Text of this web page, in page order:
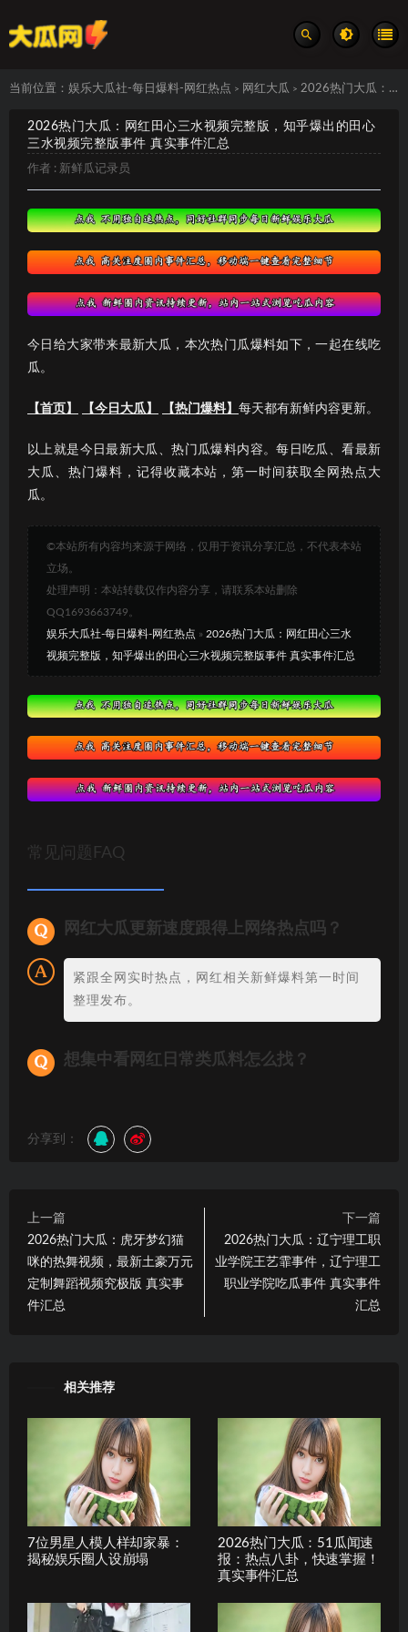
当前位置： 娱乐大瓜社-每日爆料-网红热点 > 网红大瓜 > 2026热门大瓜：网红田心三水视频完整版，知乎爆出的田心三水视频完整版事件 真实事件汇总
2026热门大瓜：网红田心三水视频完整版，知乎爆出的田心
三水视频完整版事件 真实事件汇总
作者 : 新鲜瓜记录员
今日给大家带来最新大瓜，本次热门瓜爆料如下，一起在线吃
瓜。
【首页】 【今日大瓜】 【热门爆料】 每天都有新鲜内容更新。
以上就是今日最新大瓜、热门瓜爆料内容。每日吃瓜、看最新
大瓜、热门爆料，记得收藏本站，第一时间获取全网热点大
瓜。
©本站所有内容均来源于网络，仅用于资讯分享汇总，不代表本站
立场。
处理声明：本站转载仅作内容分享，请联系本站删除
QQ1693663749。
娱乐大瓜社-每日爆料-网红热点 » 2026热门大瓜：网红田心三水
视频完整版，知乎爆出的田心三水视频完整版事件 真实事件汇总
常见问题FAQ
网红大瓜更新速度跟得上网络热点吗？
紧跟全网实时热点，网红相关新鲜爆料第一时间
整理发布。
想集中看网红日常类瓜料怎么找？
分享到：
上一篇
2026热门大瓜：虎牙梦幻猫
咪的热舞视频，最新土豪万元
定制舞蹈视频究极版 真实事
件汇总
下一篇
2026热门大瓜：辽宁理工职
业学院王艺霏事件，辽宁理工
职业学院吃瓜事件 真实事件
汇总
相关推荐
7位男星人模人样却家暴：
揭秘娱乐圈人设崩塌
2026热门大瓜：51瓜闻速
报：热点八卦，快速掌握！
真实事件汇总